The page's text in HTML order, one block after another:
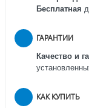
Бесплатная
ГАРАНТИИ
Качество и
КАК КУПИТЬ